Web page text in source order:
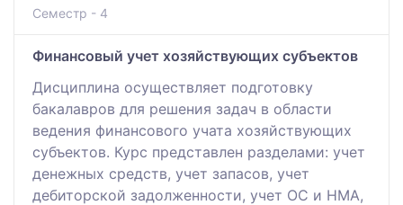
Семестр - 4
Финансовый учет хозяйствующих субъектов
Дисциплина осуществляет подготовку
бакалавров для решения задач в области
ведения финансового учата хозяйствующих
субъектов. Курс представлен разделами: учет
денежных средств, учет запасов, учет
дебиторской задолженности, учет ОС и НМА,